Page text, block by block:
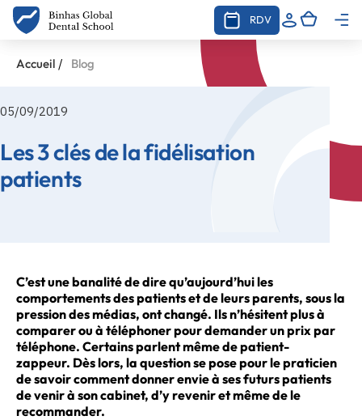
RDV
Accueil / Blog
05/09/2019
Les 3 clés de la fidélisation
patients
C’est une banalité de dire qu’aujourd’hui les
comportements des patients et de leurs parents, sous la
pression des médias, ont changé. Ils n’hésitent plus à
comparer ou à téléphoner pour demander un prix par
téléphone. Certains parlent même de patient-
zappeur. Dès lors, la question se pose pour le praticien
de savoir comment donner envie à ses futurs patients
de venir à son cabinet, d’y revenir et même de le
recommander.